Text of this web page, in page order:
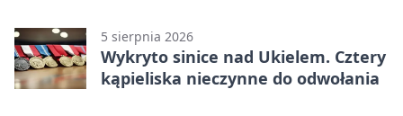
5 sierpnia 2026
Wykryto sinice nad Ukielem. Cztery
kąpieliska nieczynne do odwołania